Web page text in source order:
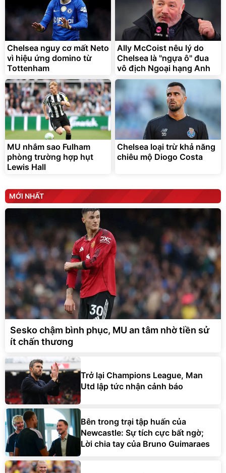
Chelsea nguy cơ mất Neto
vì hiệu ứng domino từ
Tottenham
Ally McCoist nêu lý do
Chelsea là "ngựa ô" đua
vô địch Ngoại hạng Anh
MU nhắm sao Fulham
phòng trường hợp hụt
Lewis Hall
Chelsea loại trừ khả năng
chiêu mộ Diogo Costa
MỚI NHẤT
Sesko chậm bình phục, MU an tâm nhờ tiền sử
ít chấn thương
Trở lại Champions League, Man
Utd lập tức nhận cảnh báo
Bên trong trại tập huấn của
Newcastle: Sự tích cực bất ngờ;
Lời chia tay của Bruno Guimaraes